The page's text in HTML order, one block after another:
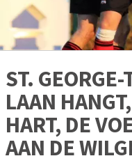
ST.
LAAN
HART, DE
AAN DE